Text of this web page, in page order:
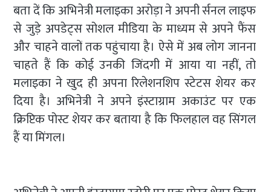
बता दें कि अभिनेत्री मलाइका अरोड़ा ने अपनी र्सनल लाइफ
से जुड़े अपडेट्स सोशल मीडिया के माध्यम से अपने फैंस
और चाहने वालों तक पहुंचाया है। ऐसे में अब लोग जानना
चाहते हैं कि कोई उनकी जिंदगी में आया या नहीं, तो
मलाइका ने खुद ही अपना रिलेशनशिप स्टेटस शेयर कर
दिया है। अभिनेत्री ने अपने इंस्टाग्राम अकाउंट पर एक
क्रिप्टिक पोस्ट शेयर कर बताया है कि फिलहाल वह सिंगल
हैं या मिंगल।